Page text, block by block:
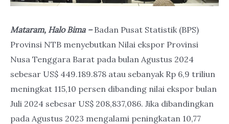
Mataram, Halo Bima – Badan Pusat Statistik (BPS)
Provinsi NTB menyebutkan Nilai ekspor Provinsi
Nusa Tenggara Barat pada bulan Agustus 2024
sebesar US$ 449.189.878 atau sebanyak Rp 6,9 triliun
meningkat 115,10 persen dibanding nilai ekspor bulan
Juli 2024 sebesar US$ 208,837,086. Jika dibandingkan
pada Agustus 2023 mengalami peningkatan 10,77